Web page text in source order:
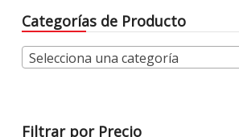
Categorías de Producto
Selecciona una categoría
Filtrar por Precio